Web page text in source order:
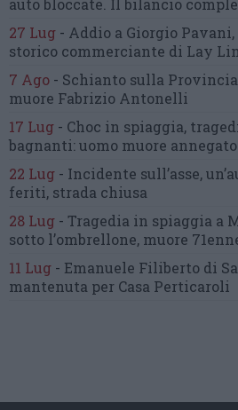
auto bloccate. Il bilancio
27 Lug - Addio a Giorgio Pavani,
storico commerciante di Lay
7 Ago - Schianto sulla
muore Fabrizio Antonelli
17 Lug - Choc in spiaggia,
bagnanti:uomo muore annegato
22 Lug - Incidente sull’asse,
feriti, strada chiusa
28 Lug - Tragedia in spiaggia a
sotto l’ombrellone, muore
11 Lug - Emanuele Filiberto di
mantenuta per Casa Perticaroli